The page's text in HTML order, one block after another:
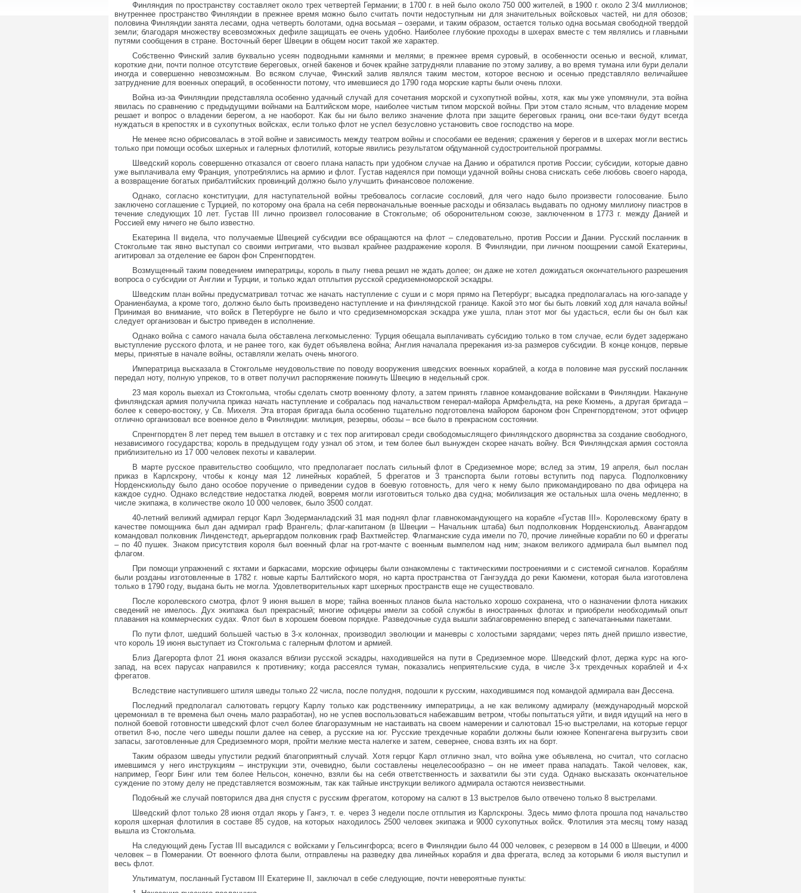
Финляндия по пространству составляет около трех четвертей Германии; в 1700 г. в ней было около 750 000 жителей, в 1900 г. около 2 3/4 миллионов;
внутреннее пространство Финляндии в прежнее время можно было считать почти недоступным ни для значительных войсковых частей, ни для обозов;
половина Финляндии занята лесами, одна четверть болотами, одна восьмая – озерами, и таким образом, остается только одна восьмая свободной твердой
земли; благодаря множеству всевозможных дефиле защищать ее очень удобно. Наиболее глубокие проходы в шхерах вместе с тем являлись и главными
путями сообщения в стране. Восточный берег Швеции в общем носит такой же характер.
Собственно Финский залив буквально усеян подводными камнями и мелями; в прежнее время суровый, в особенности осенью и весной, климат,
короткие дни, почти полное отсутствие береговых, огней бакенов и бочек крайне затрудняли плавание по этому заливу, а во время тумана или бури делали
иногда и совершенно невозможным. Во всяком случае, Финский залив являлся таким местом, которое весною и осенью представляло величайшее
затруднение для военных операций, в особенности потому, что имевшиеся до 1790 года морские карты были очень плохи.
Война из-за Финляндии представляла особенно удачный случай для сочетания морской и сухопутной войны, хотя, как мы уже упомянули, эта война
явилась по сравнению с предыдущими войнами на Балтийском море, наиболее чистым типом морской войны. При этом стало ясным, что владение морем
решает и вопрос о владении берегом, а не наоборот. Как бы ни было велико значение флота при защите береговых границ, они все-таки будут всегда
нуждаться в крепостях и в сухопутных войсках, если только флот не успел безусловно установить свое господство на море.
Не менее ясно обрисовалась в этой войне и зависимость между театром войны и способами ее ведения; сражения у берегов и в шхерах могли вестись
только при помощи особых шхерных и галерных флотилий, которые явились результатом обдуманной судостроительной программы.
Шведский король совершенно отказался от своего плана напасть при удобном случае на Данию и обратился против России; субсидии, которые давно
уже выплачивала ему Франция, употреблялись на армию и флот. Густав надеялся при помощи удачной войны снова снискать себе любовь своего народа,
а возвращение богатых прибалтийских провинций должно было улучшить финансовое положение.
Однако, согласно конституции, для наступательной войны требовалось согласие сословий, для чего надо было произвести голосование. Было
заключено соглашение с Турцией, по которому она брала на себя первоначальные военные расходы и обязалась выдавать по одному миллиону пиастров в
течение следующих 10 лет. Густав III лично произвел голосование в Стокгольме; об оборонительном союзе, заключенном в 1773 г. между Данией и
Россией ему ничего не было известно.
Екатерина II видела, что получаемые Швецией субсидии все обращаются на флот – следовательно, против России и Дании. Русский посланник в
Стокгольме так явно выступал со своими интригами, что вызвал крайнее раздражение короля. В Финляндии, при личном поощрении самой Екатерины,
агитировал за отделение ее барон фон Спренгпордтен.
Возмущенный таким поведением императрицы, король в пылу гнева решил не ждать долее; он даже не хотел дожидаться окончательного разрешения
вопроса о субсидии от Англии и Турции, и только ждал отплытия русской средиземноморской эскадры.
Шведским план войны предусматривал тотчас же начать наступление с суши и с моря прямо на Петербург; высадка предполагалась на юго-западе у
Ораниенбаума, а кроме того, должно было быть произведено наступление и на финляндской границе. Какой это мог бы быть ловкий ход для начала войны!
Принимая во внимание, что войск в Петербурге не было и что средиземноморская эскадра уже ушла, план этот мог бы удасться, если бы он был как
следует организован и быстро приведен в исполнение.
Однако война с самого начала была обставлена легкомысленно: Турция обещала выплачивать субсидию только в том случае, если будет задержано
выступление русского флота, и не ранее того, как будет объявлена война; Англия началала пререкания из-за размеров субсидии. В конце концов, первые
меры, принятые в начале войны, оставляли желать очень многого.
Императрица высказала в Стокгольме неудовольствие по поводу вооружения шведских военных кораблей, а когда в половине мая русский посланник
передал ноту, полную упреков, то в ответ получил распоряжение покинуть Швецию в недельный срок.
23 мая король выехал из Стокгольма, чтобы сделать смотр военному флоту, а затем принять главное командование войсками в Финляндии. Накануне
финляндская армия получила приказ начать наступление и собралась под начальством генерал-майора Армфельдта, на реке Кюмень, а другая бригада –
более к северо-востоку, у Св. Михеля. Эта вторая бригада была особенно тщательно подготовлена майором бароном фон Спренгпордтеном; этот офицер
отлично организовал все военное дело в Финляндии: милиция, резервы, обозы – все было в прекрасном состоянии.
Спренгпордтен 8 лет перед тем вышел в отставку и с тех пор агитировал среди свободомыслящего финляндского дворянства за создание свободного,
независимого государства; король в предыдущем году узнал об этом, и тем более был вынужден скорее начать войну. Вся Финляндская армия состояла
приблизительно из 17 000 человек пехоты и кавалерии.
В марте русское правительство сообщило, что предполагает послать сильный флот в Средиземное море; вслед за этим, 19 апреля, был послан
приказ в Карлскрону, чтобы к концу мая 12 линейных кораблей, 5 фрегатов и 3 транспорта были готовы вступить под паруса. Подполковнику
Норденскиольду было дано особое поручение о приведении судов в боевую готовность, для чего к нему было прикомандировано по два офицера на
каждое судно. Однако вследствие недостатка людей, вовремя могли изготовиться только два судна; мобилизация же остальных шла очень медленно; в
числе экипажа, в количестве около 10 000 человек, было 3500 солдат.
40-летний великий адмирал герцог Карл Зюдерманладский 31 мая поднял флаг главнокомандующего на корабле «Густав III». Королевскому брату в
качестве помощника был дан адмирал граф Врангель; флаг-капитаном (в Швеции – Начальник штаба) был подполковник Норденскиольд. Авангардом
командовал полковник Линденстедт, арьергардом полковник граф Вахтмейстер. Флагманские суда имели по 70, прочие линейные корабли по 60 и фрегаты
– по 40 пушек. Знаком присутствия короля был военный флаг на грот-мачте с военным вымпелом над ним; знаком великого адмирала был вымпел под
флагом.
При помощи упражнений с яхтами и баркасами, морские офицеры были ознакомлены с тактическими построениями и с системой сигналов. Кораблям
были розданы изготовленные в 1782 г. новые карты Балтийского моря, но карта пространства от Гангэудда до реки Каюмени, которая была изготовлена
только в 1790 году, выдана быть не могла. Удовлетворительных карт шхерных пространств еще не существовало.
После королевского смотра, флот 9 июня вышел в море; тайна военных планов была настолько хорошо сохранена, что о назначении флота никаких
сведений не имелось. Дух экипажа был прекрасный; многие офицеры имели за собой службы в иностранных флотах и приобрели необходимый опыт
плавания на коммерческих судах. Флот был в хорошем боевом порядке. Разведочные суда вышли заблаговременно вперед с запечатанными пакетами.
По пути флот, шедший большей частью в 3-х колоннах, производил эволюции и маневры с холостыми зарядами; через пять дней пришло известие,
что король 19 июня выступает из Стокгольма с галерным флотом и армией.
Близ Дагерорта флот 21 июня оказался вблизи русской эскадры, находившейся на пути в Средиземное море. Шведский флот, держа курс на юго-
запад, на всех парусах направился к противнику; когда рассеялся туман, показались неприятельские суда, в числе 3-х трехдечных кораблей и 4-х
фрегатов.
Вследствие наступившего штиля шведы только 22 числа, после полудня, подошли к русским, находившимся под командой адмирала ван Дессена.
Последний предполагал салютовать герцогу Карлу только как родственнику императрицы, а не как великому адмиралу (международный морской
церемониал в те времена был очень мало разработан), но не успев воспользоваться набежавшим ветром, чтобы попытаться уйти, и видя идущий на него в
полной боевой готовности шведский флот счел более благоразумным не настаивать на своем намерении и салютовал 15-ю выстрелами, на которые герцог
ответил 8-ю, после чего шведы пошли далее на север, а русские на юг. Русские трехдечные корабли должны были южнее Копенгагена выгрузить свои
запасы, заготовленные для Средиземного моря, пройти мелкие места налегке и затем, севернее, снова взять их на борт.
Таким образом шведы упустили редкий благоприятный случай. Хотя герцог Карл отлично знал, что война уже объявлена, но считал, что согласно
имевшимся у него инструкциям – инструкции эти, очевидно, были составлены нецелесообразно – он не имеет права нападать. Такой человек, как,
например, Георг Бинг или тем более Нельсон, конечно, взяли бы на себя ответственность и захватили бы эти суда. Однако высказать окончательное
суждение по этому делу не представляется возможным, так как тайные инструкции великого адмирала остаются неизвестными.
Подобный же случай повторился два дня спустя с русским фрегатом, которому на салют в 13 выстрелов было отвечено только 8 выстрелами.
Шведский флот только 28 июня отдал якорь у Гангэ, т. е. через 3 недели после отплытия из Карлскроны. Здесь мимо флота прошла под начальство
короля шхерная флотилия в составе 85 судов, на которых находилось 2500 человек экипажа и 9000 сухопутных войск. Флотилия эта месяц тому назад
вышла из Стокгольма.
На следующий день Густав III высадился с войсками у Гельсингфорса; всего в Финляндии было 44 000 человек, с резервом в 14 000 в Швеции, и 4000
человек – в Померании. От военного флота были, отправлены на разведку два линейных корабля и два фрегата, вслед за которыми 6 июля выступил и
весь флот.
Ультиматум, посланный Густавом III Екатерине II, заключал в себе следующие, почти невероятные пункты: